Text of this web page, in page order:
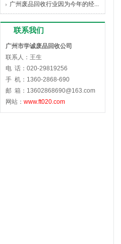
广州废品回收行业因为今年的经...
联系我们
广州市学诚废品回收公司
联系人：王生
电 话：020-29819256
手 机：1360-2868-690
邮 箱：13602868690@163.com
网站： www.ft020.com